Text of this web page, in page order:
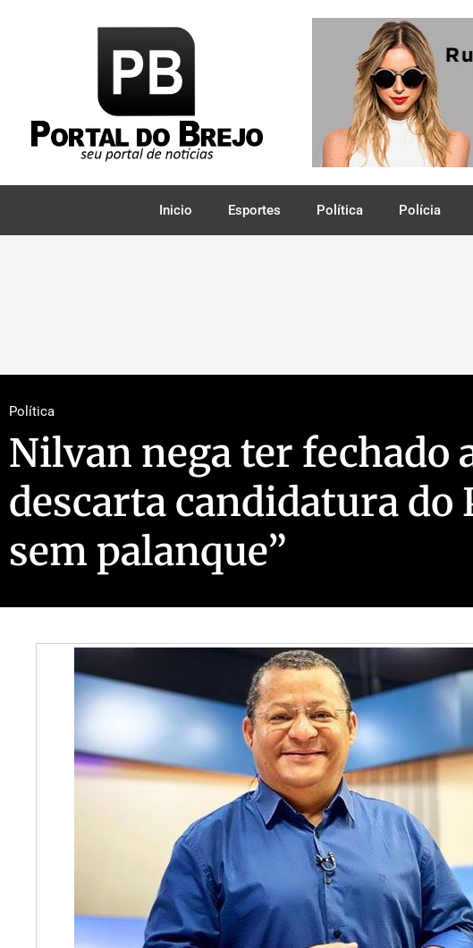
Inicio Esportes Política Polícia
Política
Nilvan nega ter fechado
descarta candidatura do
sem palanque”